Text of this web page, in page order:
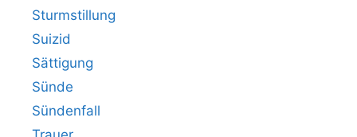
Sturmstillung
Suizid
Sättigung
Sünde
Sündenfall